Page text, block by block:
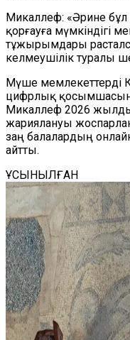
Микаллеф: «Әрине бұл
қорғауға мүмкіндігі
тұжырымдары
келмеушілік туралы
Мүше мемлекеттерді
цифрлық қосымшасын
Микаллеф 2026
жариялануы
заң балалардың
айтты.
ҰСЫНЫЛҒАН